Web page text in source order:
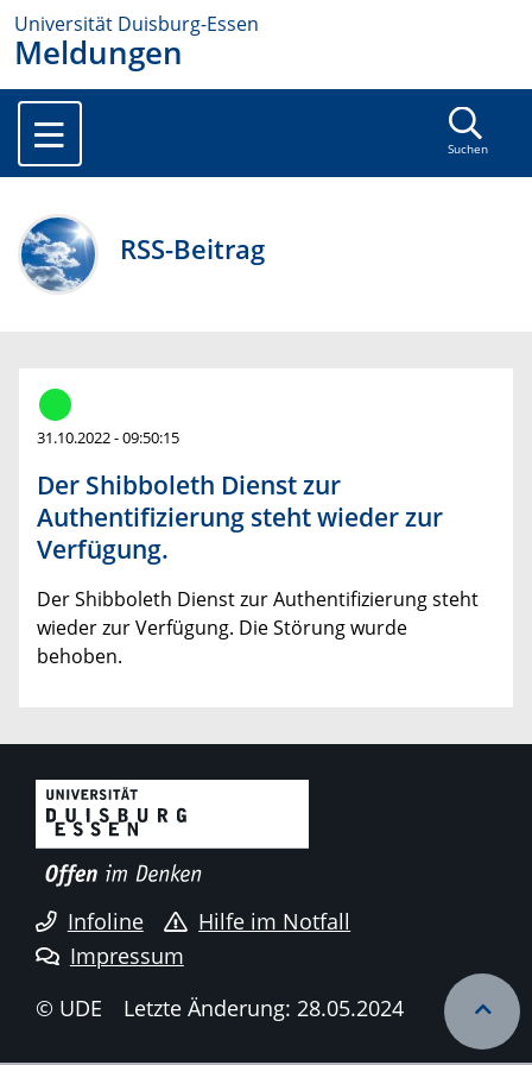
Universität Duisburg-Essen
Meldungen
Suchen
RSS-Beitrag
31.10.2022 - 09:50:15
Der Shibboleth Dienst zur
Authentifizierung steht wieder zur
Verfügung.
Der Shibboleth Dienst zur Authentifizierung steht
wieder zur Verfügung. Die Störung wurde
behoben.
Infoline
Hilfe im Notfall
Impressum
© UDE
Letzte Änderung: 28.05.2024